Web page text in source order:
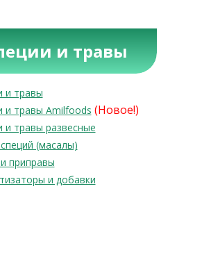
и травы
и травы
и травы Amilfoods (Новое!)
и травы развесные
(масалы)
приправы
и добавки